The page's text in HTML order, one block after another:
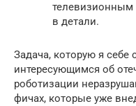
телевизионным
в детали.
Задача, которую я себе
интересующимся об
роботизации
фичах, которые уже